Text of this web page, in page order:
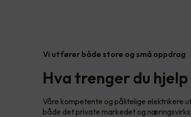
Vi utfører både store og små oppdrag
Hva trenger du hjelp
Våre kompetente og pålitelige elektrikere
både det private markedet og